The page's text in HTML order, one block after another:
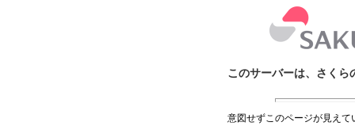
このサーバーは、さくら
意図せずこのページが見え